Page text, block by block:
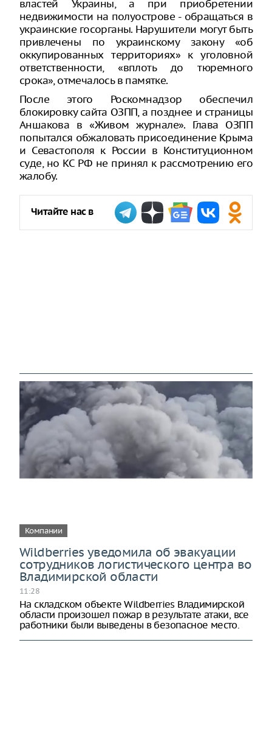
властей Украины, а при приобретении
недвижимости на полуострове - обращаться в
украинские госорганы. Нарушители могут быть
привлечены по украинскому закону «об
оккупированных территориях» к уголовной
ответственности, «вплоть до тюремного
срока», отмечалось в памятке.
После этого Роскомнадзор обеспечил
блокировку сайта ОЗПП, а позднее и страницы
Аншакова в «Живом журнале». Глава ОЗПП
попытался обжаловать присоединение Крыма
и Севастополя к России в Конституционном
суде, но КС РФ не принял к рассмотрению его
жалобу.
Читайте нас в
Компании
Wildberries уведомила об эвакуации
сотрудников логистического центра во
Владимирской области
11:28
На складском объекте Wildberries Владимирской
области произошел пожар в результате атаки, все
работники были выведены в безопасное место.